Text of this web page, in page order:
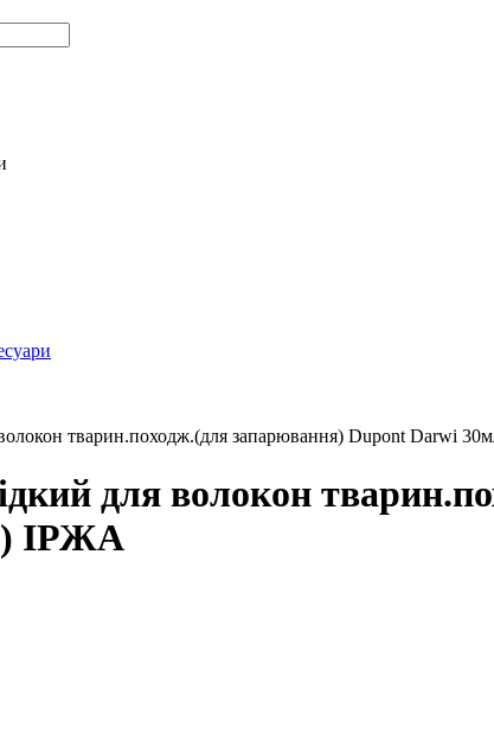
тварин.походж.(для запарювання) Dupont Darwi
для волокон
ІРЖА